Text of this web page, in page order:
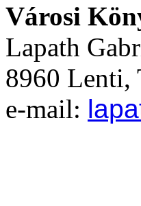
Városi
Lapath
8960 Lenti,
e-mail: